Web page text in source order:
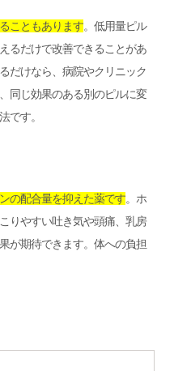
こともあります。低用量ピル
るだけで改善できることがあ
だけなら、病院やクリニック
同じ効果のある別のピルに変
です。
の配合量を抑えた薬です。ホ
りやすい吐き気や頭痛、乳房
が期待できます。体への負担